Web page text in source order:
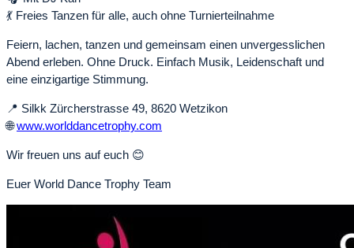
💃 Freies Tanzen für alle, auch ohne Turnierteilnahme
Feiern, lachen, tanzen und gemeinsam einen unvergesslichen
Abend erleben. Ohne Druck. Einfach Musik, Leidenschaft und
eine einzigartige Stimmung.
📍 Silkk Zürcherstrasse 49, 8620 Wetzikon
🌐www.worlddancetrophy.com
Wir freuen uns auf euch 😊
Euer World Dance Trophy Team